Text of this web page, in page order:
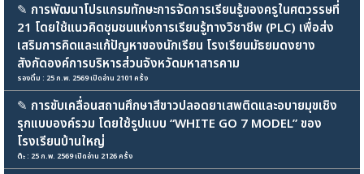
✎ การพัฒนาโปรแกรมทักษะการจัดการเรียนรู้ของครูในศตวรรษที่
21 โดยใช้แนวคิดชุมชนแห่งการเรียนรู้ทางวิชาชีพ (PLC) เพื่อส่ง
เสริมการคิดและแก้ปัญหาของนักเรียน โรงเรียนมัธยมดงยาง
สังกัดองค์การบริหารส่วนจังหวัดมหาสารคาม
รองติ๋ม : 25 ก.พ. 2569 เปิดอ่าน 2101 ครั้ง
✎ การขับเคลื่อนสถานศึกษาสีขาวปลอดยาเสพติดและอบายมุขเชิง
รุกแบบองค์รวม โดยใช้รูปแบบ “WHITE GO 7 MODEL” ของ
โรงเรียนบ้านใหญ่
ต๊ะ : 25 ก.พ. 2569 เปิดอ่าน 2126 ครั้ง